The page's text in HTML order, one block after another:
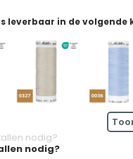
leverbaar in de volgende
nodig?